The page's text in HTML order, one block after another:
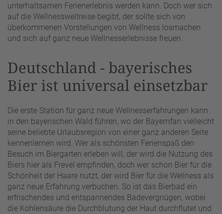
unterhaltsamen Ferienerlebnis werden kann. Doch wer sich
auf die Wellnessweltreise begibt, der sollte sich von
überkommenen Vorstellungen von Wellness losmachen
und sich auf ganz neue Wellnesserlebnisse freuen.
Deutschland - bayerisches
Bier ist universal einsetzbar
Die erste Station für ganz neue Wellnesserfahrungen kann
in den bayerischen Wald führen, wo der Bayernfan vielleicht
seine beliebte Urlaubsregion von einer ganz anderen Seite
kennenlernen wird. Wer als schönsten Ferienspaß den
Besuch im Biergarten erleben will, der wird die Nutzung des
Biers hier als Frevel empfinden, doch wer schon Bier für die
Schönheit der Haare nutzt, der wird Bier für die Wellness als
ganz neue Erfahrung verbuchen. So ist das Bierbad ein
erfrischendes und entspannendes Badevergnügen, wobei
die Kohlensäure die Durchblutung der Haut durchflutet und